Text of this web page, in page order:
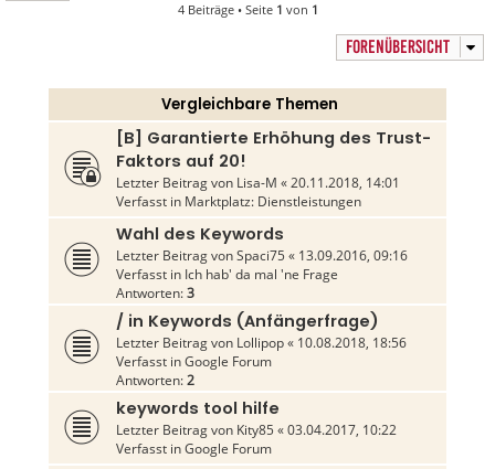
4 Beiträge • Seite 1 von 1
FORENÜBERSICHT
Vergleichbare Themen
[B] Garantierte Erhöhung des Trust-
Faktors auf 20!
Letzter Beitrag von Lisa-M «20.11.2018, 14:01
Verfasst in Marktplatz: Dienstleistungen
Wahl des Keywords
Letzter Beitrag vonSpaci75« 13.09.2016, 09:16
Verfasst in Ich hab' da mal 'ne Frage
Antworten:3
/ in Keywords (Anfängerfrage)
Letzter Beitrag von Lollipop« 10.08.2018, 18:56
Verfasst inGoogle Forum
Antworten:2
keywords tool hilfe
Letzter Beitrag von Kity85«03.04.2017, 10:22
Verfasst inGoogle Forum